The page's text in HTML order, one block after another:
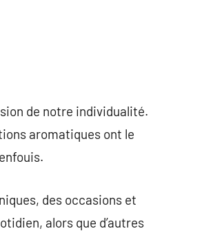
de notre individualité.
aromatiques ont le
des occasions et
alors que d’autres